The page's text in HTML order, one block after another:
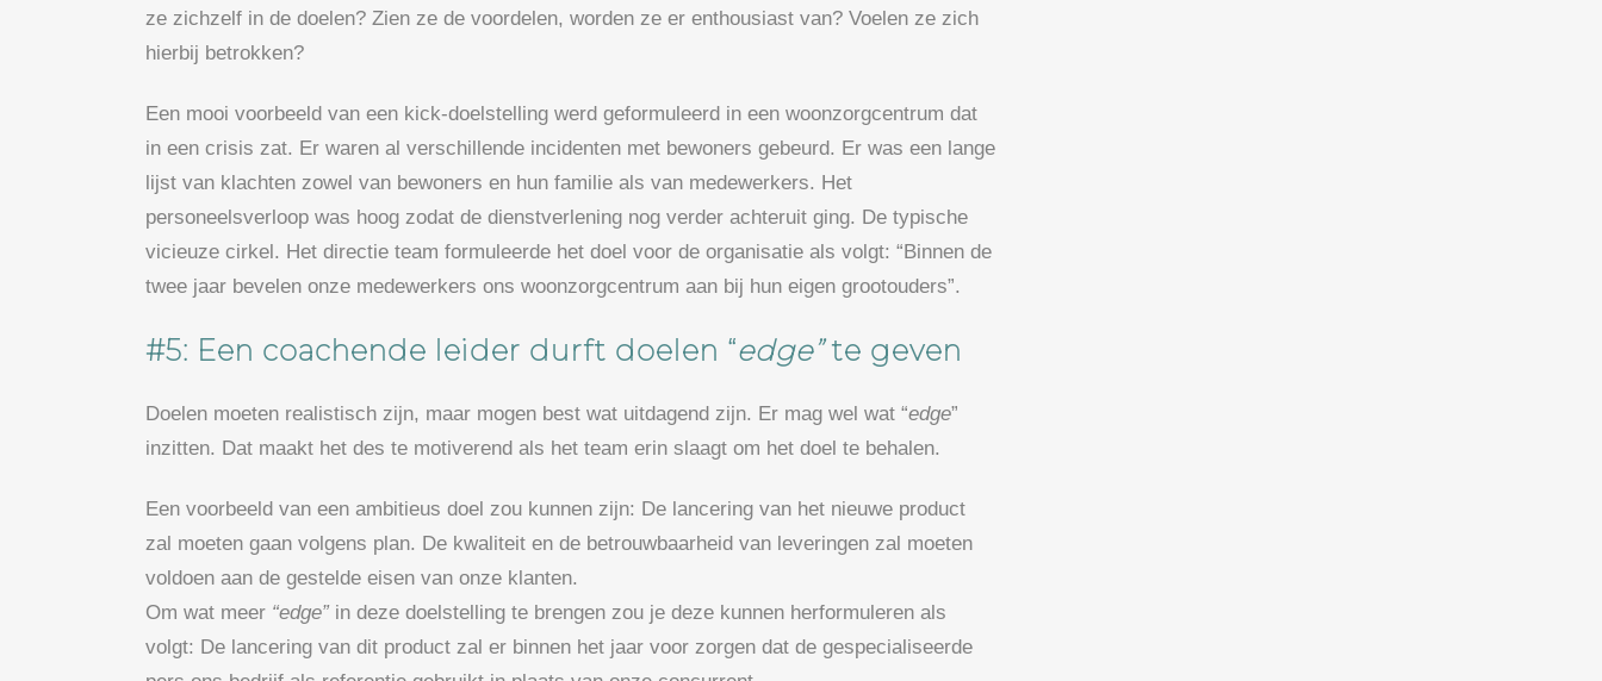
ze zichzelf in de doelen? Zien ze de voordelen, worden ze er enthousiast van? Voelen ze zich
hierbij betrokken?
Een mooi voorbeeld van een kick-doelstelling werd geformuleerd in een woonzorgcentrum dat
in een crisis zat. Er waren al verschillende incidenten met bewoners gebeurd. Er was een lange
lijst van klachten zowel van bewoners en hun familie als van medewerkers. Het
personeelsverloop was hoog zodat de dienstverlening nog verder achteruit ging. De typische
vicieuze cirkel. Het directie team formuleerde het doel voor de organisatie als volgt: “Binnen de
twee jaar bevelen onze medewerkers ons woonzorgcentrum aan bij hun eigen grootouders”.
#5: Een coachende leider durft doelen “edge”te geven
Doelen moeten realistisch zijn, maar mogen best wat uitdagend zijn. Er mag wel wat “edge”
inzitten. Dat maakt het des te motiverend als het team erin slaagt om het doel te behalen.
Een voorbeeld van een ambitieus doel zou kunnen zijn: De lancering van het nieuwe product
zal moeten gaan volgens plan. De kwaliteit en de betrouwbaarheid van leveringen zal moeten
voldoen aan de gestelde eisen van onze klanten.
Om wat meer “edge”in deze doelstelling te brengen zou je deze kunnen herformuleren als
volgt: De lancering van dit product zal er binnen het jaar voor zorgen dat de gespecialiseerde